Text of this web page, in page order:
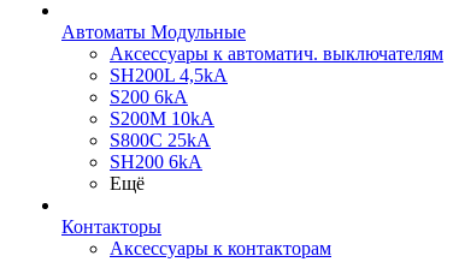
Автоматы Модульные
Аксессуары к автоматич. выключателям
SH200L 4,5kA
S200 6kA
S200M 10kA
S800C 25kA
SH200 6kA
Ещё
Контакторы
Аксессуары к контакторам